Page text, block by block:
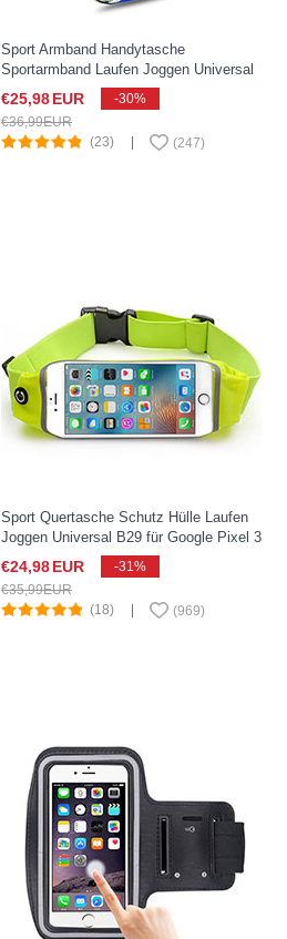
Sport Armband Handytasche
Sportarmband Laufen Joggen Universal
B32 für Google Pixel 3 XL Blau
€25,98EUR
-30%
€36,99EUR
(23)
(247)
Sport Quertasche Schutz Hülle Laufen
Joggen Universal B29 für Google Pixel 3
XL Grün
€24,98EUR
-31%
€35,99EUR
(18)
(969)